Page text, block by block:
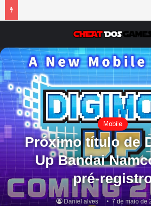
Mobile
Próximo título de
Up Bandai
pré-
Daniel alves 7 de maio de